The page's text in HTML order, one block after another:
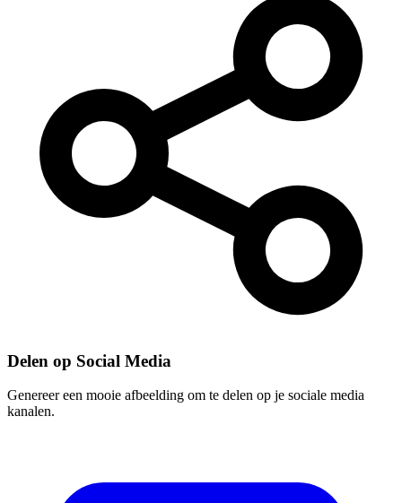
Delen op Social Media
Genereer een mooie afbeelding om te delen op je sociale media
kanalen.